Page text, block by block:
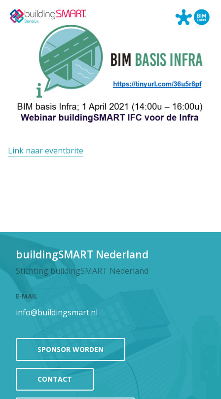
Link naar eventbrite
buildingSMART Nederland
Stichting buildingSMART Nederland
E-MAIL
info@buildingsmart.nl
SPONSOR WORDEN
CONTACT